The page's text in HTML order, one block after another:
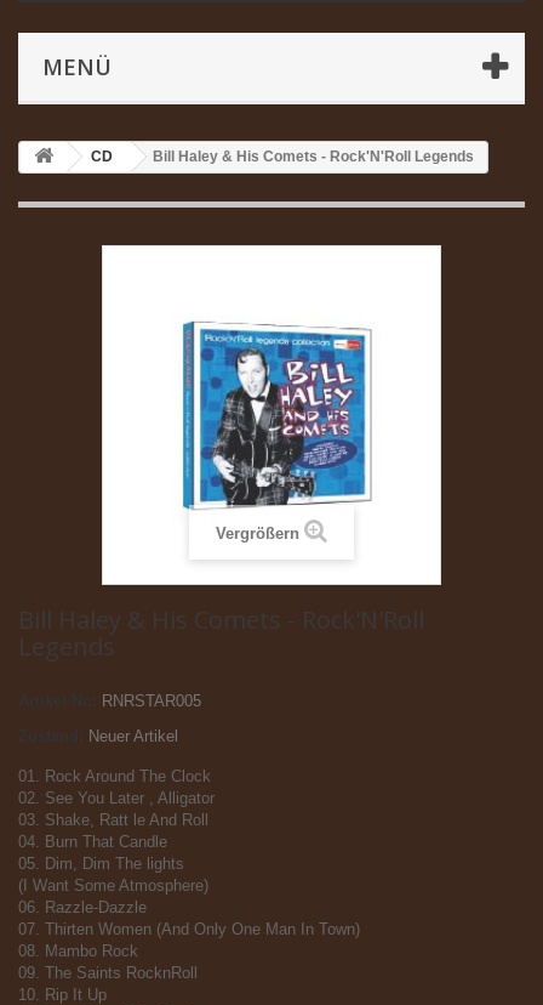
MENÜ
CD Bill Haley & His Comets - Rock'N'Roll Legends
Vergrößern
Bill Haley & His Comets - Rock'N'Roll
Legends
Artikel-Nr.:
RNRSTAR005
Zustand:
Neuer Artikel
01. Rock Around The Clock
02. See You Later , Alligator
03. Shake, Ratt le And Roll
04. Burn That Candle
05. Dim, Dim The lights
(I Want Some Atmosphere)
06. Razzle-Dazzle
07. Thirten Women (And Only One Man In Town)
08. Mambo Rock
09. The Saints RocknRoll
10. Rip It Up